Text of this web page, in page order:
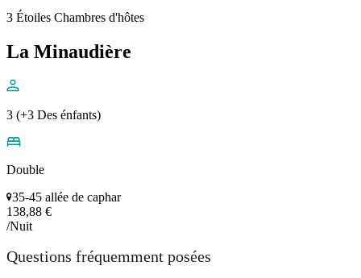
3 Étoiles Chambres d'hôtes
La Minaudière
3 (+3 Des énfants)
Double
35-45 allée de caphar
138,88 €
/Nuit
Questions fréquemment posées